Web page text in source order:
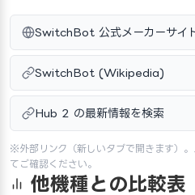
SwitchBot 公式メーカーサイ
SwitchBot (Wikipedia)
Hub 2 の最新情報を検索
※外部リンク（新しいタブで開きます）
てご確認ください。
他機種との比較表